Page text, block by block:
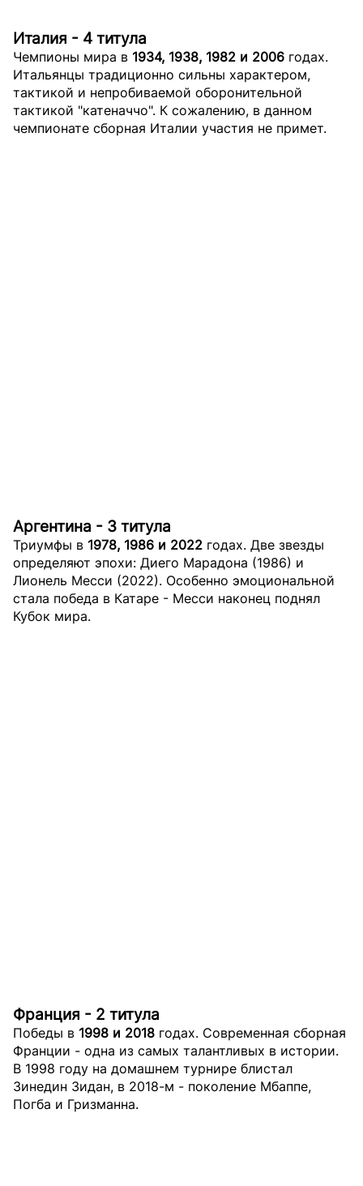
Италия - 4 титула
Чемпионы мира в 1934, 1938, 1982 и 2006 годах.
Итальянцы традиционно сильны характером,
тактикой и непробиваемой оборонительной
тактикой "катеначчо". К сожалению, в данном
чемпионате сборная Италии участия не примет.
Аргентина - 3 титула
Триумфы в 1978, 1986 и 2022 годах. Две звезды
определяют эпохи: Диего Марадона (1986) и
Лионель Месси (2022). Особенно эмоциональной
стала победа в Катаре - Месси наконец поднял
Кубок мира.
Франция - 2 титула
Победы в 1998 и 2018 годах. Современная сборная
Франции - одна из самых талантливых в истории.
В 1998 году на домашнем турнире блистал
Зинедин Зидан, в 2018-м - поколение Мбаппе,
Погба и Гризманна.